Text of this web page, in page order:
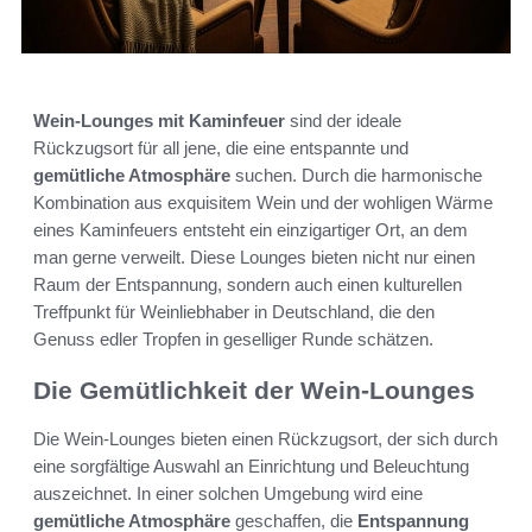
Wein-Lounges mit Kaminfeuer sind der ideale
Rückzugsort für all jene, die eine entspannte und
gemütliche Atmosphäre suchen. Durch die harmonische
Kombination aus exquisitem Wein und der wohligen Wärme
eines Kaminfeuers entsteht ein einzigartiger Ort, an dem
man gerne verweilt. Diese Lounges bieten nicht nur einen
Raum der Entspannung, sondern auch einen kulturellen
Treffpunkt für Weinliebhaber in Deutschland, die den
Genuss edler Tropfen in geselliger Runde schätzen.
Die Gemütlichkeit der Wein-Lounges
Die Wein-Lounges bieten einen Rückzugsort, der sich durch
eine sorgfältige Auswahl an Einrichtung und Beleuchtung
auszeichnet. In einer solchen Umgebung wird eine
gemütliche Atmosphäre geschaffen, die Entspannung